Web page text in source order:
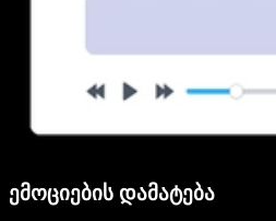
ემოციების დამატება